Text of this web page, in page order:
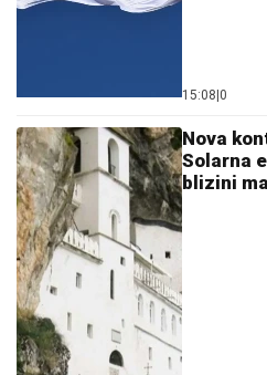
15:08|0
Nova
Solarna
blizini